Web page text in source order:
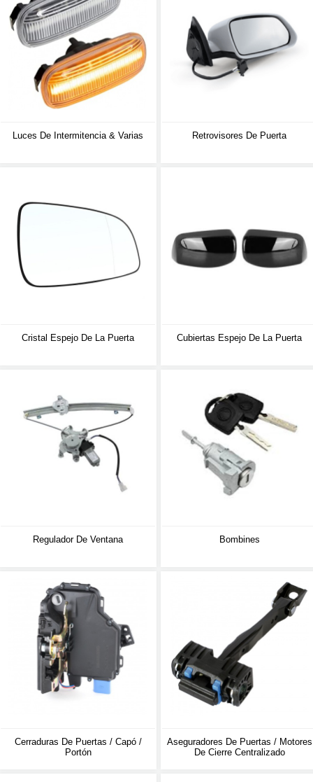
Luces De Intermitencia & Varias Retrovisores De Puerta
Cristal Espejo De La Puerta Cubiertas Espejo De La Puerta
Regulador De Ventana Bombines
Cerraduras De Puertas / Capó /
Portón
Aseguradores De Puertas / Motores
De Cierre Centralizado